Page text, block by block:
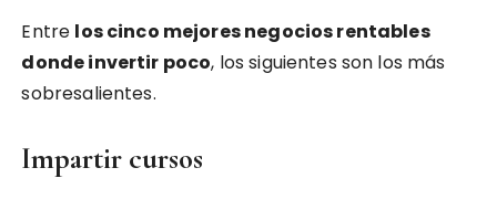
Entre los cinco mejores negocios rentables
donde invertir poco, los siguientes son los más
sobresalientes.
Impartir cursos